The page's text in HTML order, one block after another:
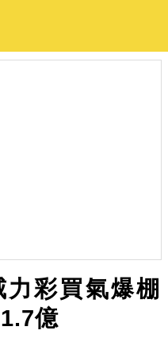
彩買氣爆棚
億